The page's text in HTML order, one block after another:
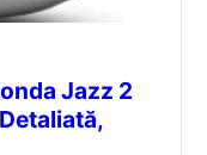
Jazz 2